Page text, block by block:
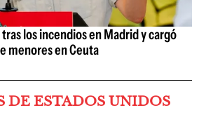
los incendios en Madrid y cargó
menores en Ceuta
DE ESTADOS UNIDOS